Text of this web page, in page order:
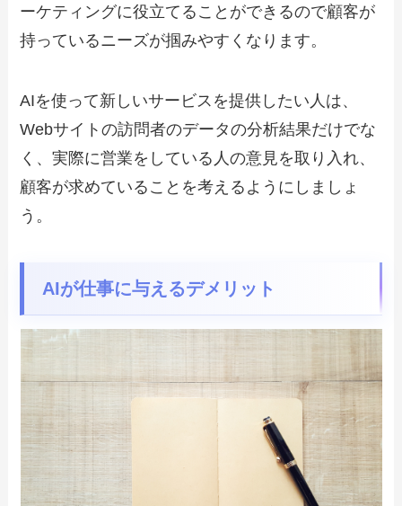
ーケティングに役立てることができるので顧客が
持っているニーズが掴みやすくなります。
AIを使って新しいサービスを提供したい人は、
Webサイトの訪問者のデータの分析結果だけでな
く、実際に営業をしている人の意見を取り入れ、
顧客が求めていることを考えるようにしましょ
う。
AIが仕事に与えるデメリット